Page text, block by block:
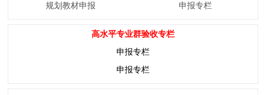
规划教材申报
申报专栏
高水平专业群验收专栏
申报专栏
申报专栏